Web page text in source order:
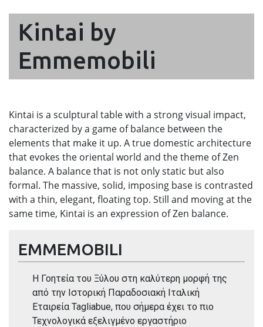
Kintai by
Emmemobili
Kintai is a sculptural table with a strong visual impact,
characterized by a game of balance between the
elements that make it up. A true domestic architecture
that evokes the oriental world and the theme of Zen
balance. A balance that is not only static but also
formal. The massive, solid, imposing base is contrasted
with a thin, elegant, floating top. Still and moving at the
same time, Kintai is an expression of Zen balance.
EMMEMOBILI
Η Γοητεία του Ξύλου στη καλύτερη μορφή της
από την Ιστορική Παραδοσιακή Ιταλική
Εταιρεία Tagliabue, που σήμερα έχει το πιο
Τεχνολογικά εξελιγμένο εργαστήριο